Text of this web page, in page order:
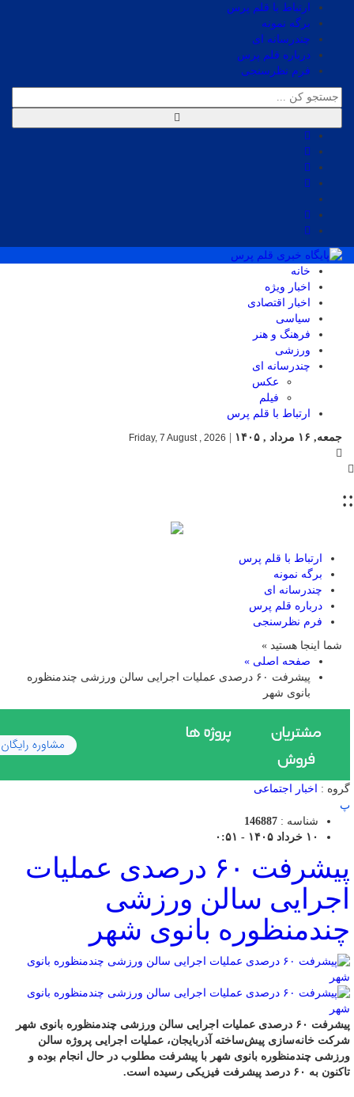
ارتباط با قلم پرس
برگه نمونه
چندرسانه ای
درباره قلم پرس
فرم نظرسنجی
خانه
اخبار ویژه
اخبار اقتصادی
سیاسی
فرهنگ و هنر
ورزشی
چندرسانه ای
عکس
فیلم
ارتباط با قلم پرس
جمعه, ۱۶ مرداد , ۱۴۰۵
Friday, 7 August , 2026
::
ارتباط با قلم پرس
برگه نمونه
چندرسانه ای
درباره قلم پرس
فرم نظرسنجی
شما اینجا هستید »
صفحه اصلی »
پیشرفت ۶۰ درصدی عملیات اجرایی سالن ورزشی چندمنظوره
بانوی شهر
گروه :
اخبار اجتماعی
پ
شناسه : 146887
۱۰ خرداد ۱۴۰۵ - ۰:۵۱
پیشرفت ۶۰ درصدی عملیات
اجرایی سالن ورزشی
چندمنظوره بانوی شهر
پیشرفت ۶۰ درصدی عملیات اجرایی سالن ورزشی چندمنظوره بانوی شهر
شرکت خانه‌سازی پیش‌ساخته آذربایجان، عملیات اجرایی پروژه سالن
ورزشی چندمنظوره بانوی شهر با پیشرفت مطلوب در حال انجام بوده و
تاکنون به ۶۰ درصد پیشرفت فیزیکی رسیده است.